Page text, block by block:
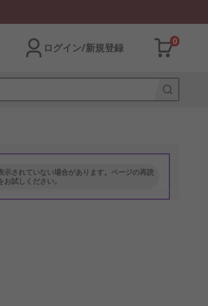
ログイン/新規登録
0
示されていない場合があります。ページの再読
お試しください。